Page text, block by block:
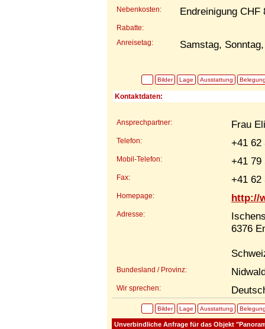
Nebenkosten: Endreinigung CHF
Rabatte:
Anreisetag:
Samstag,
Bilder Lage Ausstattung
Kontaktdaten:
Ansprechpartner: Frau
Telefon: +41 62
Mobil-Telefon: +41 79
Fax: +41 62
Homepage: http://
Adresse:
6376
Bundesland / Provinz:
Wir sprechen:
Bilder Lage Ausstattung
Unverbindliche Anfrage für das Objekt